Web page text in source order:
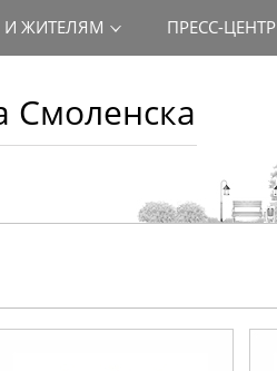
Смоленска
И ЖИТЕЛЯМ ПРЕСС-ЦЕНТР